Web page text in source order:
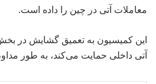
معاملات آتی در چین را داده است.
این کمیسیون به تعمیق گشایش در
آتی داخلی حمایت می‌کند، به طور